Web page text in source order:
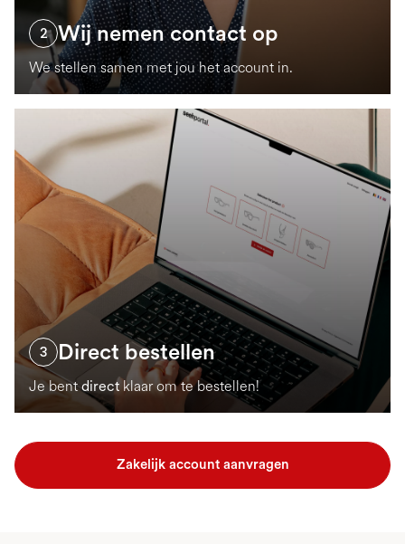
2 Wij nemen contact op
We stellen samen met jou het account in.
3 Direct bestellen
Je bentdirect klaar om te bestellen!
Zakelijk account aanvragen